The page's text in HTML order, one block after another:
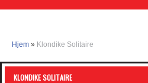
Hjem » Klondike Solitaire
KLONDIKE SOLITAIRE